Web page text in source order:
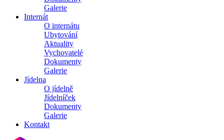
Galerie
Internát
O internátu
Ubytování
Aktuality
Vychovatelé
Dokumenty
Galerie
Jídelna
O jídelně
Jídelníček
Dokumenty
Galerie
Kontakt